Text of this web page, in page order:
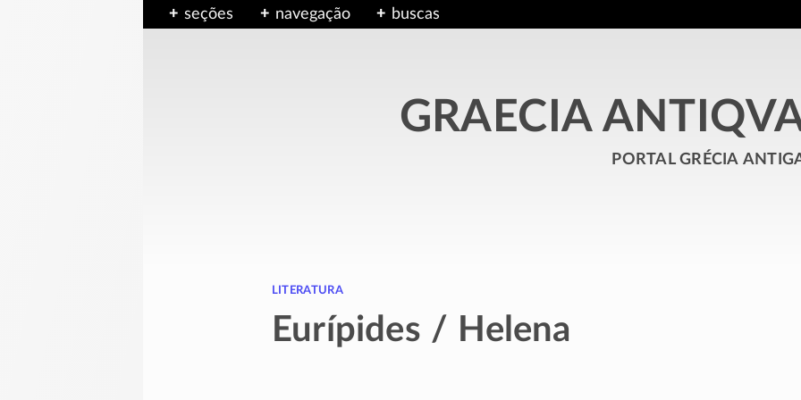
seções navegação buscas
GRAECIA
portal grécia
literatura
Eurípides / Helena